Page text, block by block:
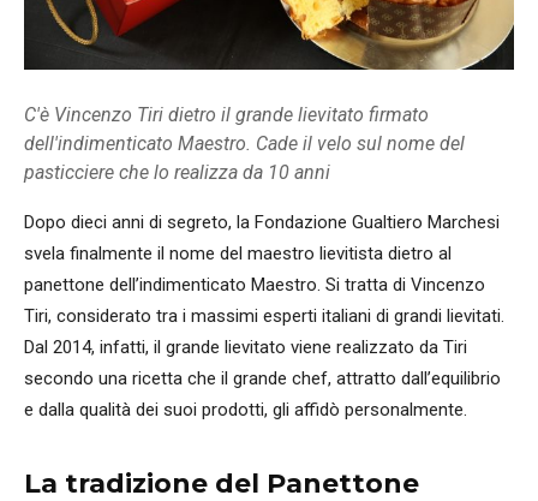
C'è Vincenzo Tiri dietro il grande lievitato firmato
dell'indimenticato Maestro. Cade il velo sul nome del
pasticciere che lo realizza da 10 anni
Dopo dieci anni di segreto, la Fondazione Gualtiero Marchesi
svela finalmente il nome del maestro lievitista dietro al
panettone dell’indimenticato Maestro. Si tratta di Vincenzo
Tiri, considerato tra i massimi esperti italiani di grandi lievitati.
Dal 2014, infatti, il grande lievitato viene realizzato da Tiri
secondo una ricetta che il grande chef, attratto dall’equilibrio
e dalla qualità dei suoi prodotti, gli affidò personalmente.
La tradizione del Panettone